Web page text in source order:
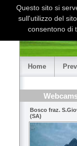
Home
Bosco fraz.
(SA)
Questo sito si
sull'utilizzo del
consentono di